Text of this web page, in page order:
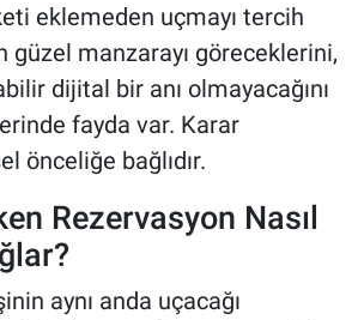
eklemeden uçmayı tercih
güzel manzarayı göreceklerini,
dijital bir anı olmayacağını
fayda var. Karar
önceliğe bağlıdır.
Rezervasyon Nasıl
aynı anda uçacağı